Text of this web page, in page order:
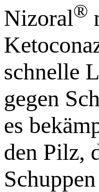
Nizoral®
schnelle
gegen
es
den Pilz,